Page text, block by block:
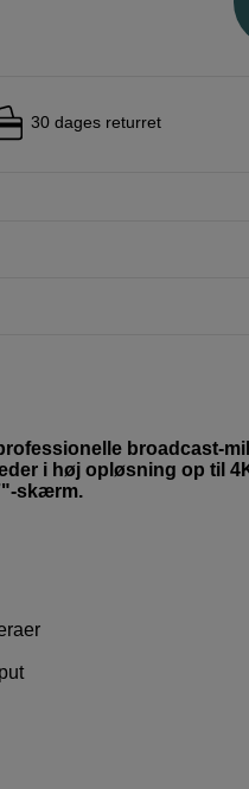
30 dages returret
broadcast-
i høj opløsning op til
skærm.